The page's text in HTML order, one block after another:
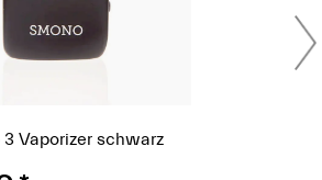
Vaporizer schwarz